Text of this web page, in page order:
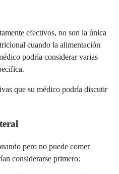
efectivos, no son la única
cuando la alimentación
podría considerar varias
que su médico podría discutir
pero no puede comer
considerarse primero: